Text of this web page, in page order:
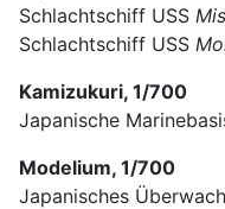
Schlachtschiff USS
Schlachtschiff USS
Kamizukuri, 1/700
Japanische
Modelium, 1/700
Japanisches